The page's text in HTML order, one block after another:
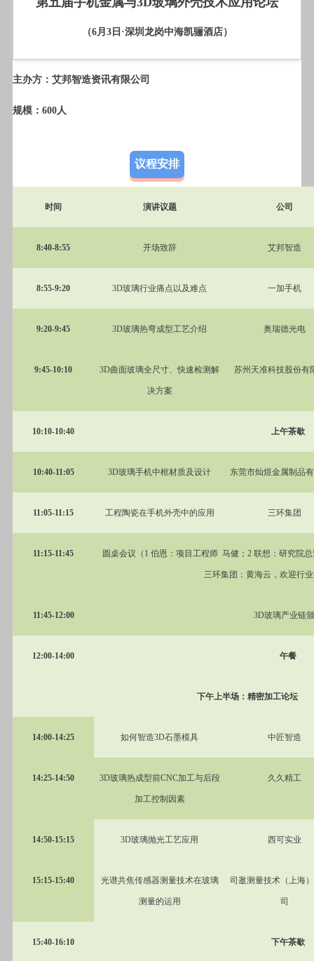
（6月3日·深圳龙岗中海凯骊酒店）
主办方：艾邦智造资讯有限公司
规模：600人
议程安排
时间 演讲议题 公司
8:40-8:55 开场致辞 艾邦智造
8:55-9:20 3D玻璃行业痛点以及难点 一加手机
9:20-9:45 3D玻璃热弯成型工艺介绍 奥瑞德光电
9:45-10:10 3D曲面玻璃全尺寸、快速检测解
决方案
苏州天准科技股份有
10:10-10:40 上午茶歇
10:40-11:05 3D玻璃手机中框材质及设计 东莞市灿煜金属制品
11:05-11:15 工程陶瓷在手机外壳中的应用 三环集团
11:15-11:45 圆桌会议（1 伯恩：项目工程师 马健；2 联想：研究院
三环集团：黄海云，欢迎行
11:45-12:00 3D玻璃产业链
12:00-14:00 午餐
下午上半场：精密加工论坛
14:00-14:25 如何智造3D石墨模具 中匠智造
14:25-14:50 3D玻璃热成型前CNC加工与后段
加工控制因素
久久精工
14:50-15:15 3D玻璃抛光工艺应用 西可实业
15:15-15:40 光谱共焦传感器测量技术在玻璃
测量的运用
司逖测量技术（上海
司
15:40-16:10 下午茶歇